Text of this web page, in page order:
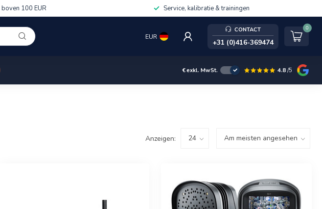
boven 100 EUR Service, kalibratie & trainingen
EUR
CONTACT
+31 (0)416-369474
0
€exkl. MwSt. 4.8/5
Anzeigen: